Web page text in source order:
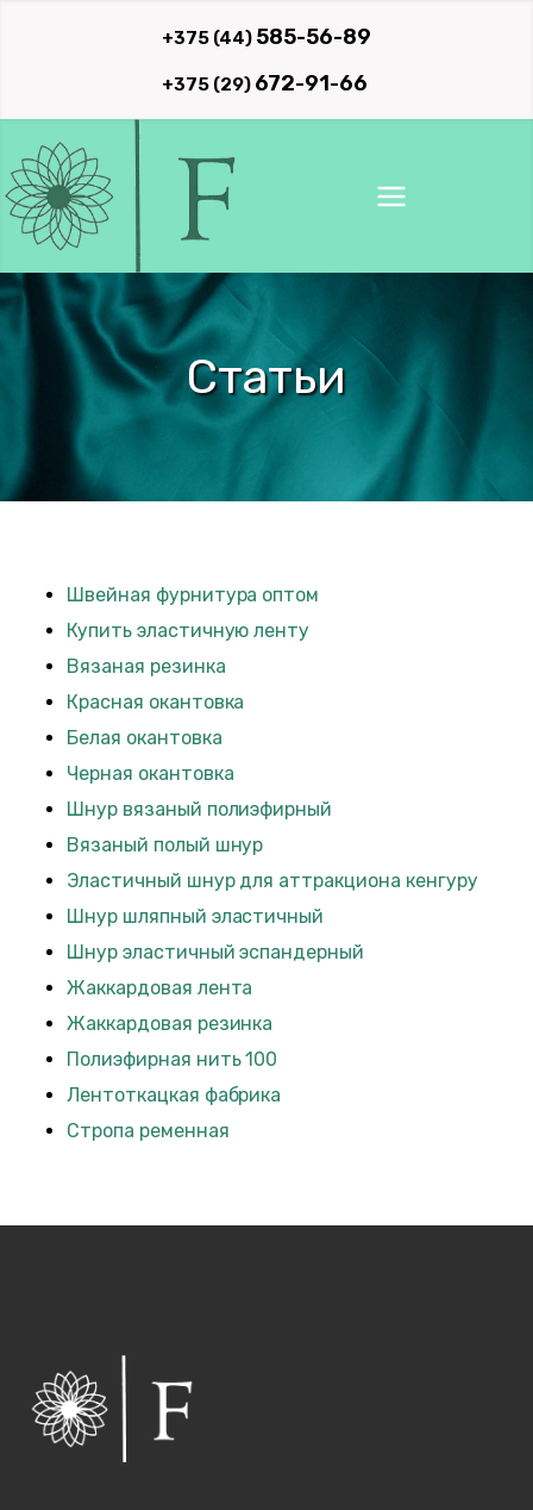
+375 (44) 585-56-89
+375 (29) 672-91-66
Статьи
Швейная фурнитура оптом
Купить эластичную ленту
Вязаная резинка
Красная окантовка
Белая окантовка
Черная окантовка
Шнур вязаный полиэфирный
Вязаный полый шнур
Эластичный шнур для аттракциона кенгуру
Шнур шляпный эластичный
Шнур эластичный эспандерный
Жаккардовая лента
Жаккардовая резинка
Полиэфирная нить 100
Лентоткацкая фабрика
Стропа ременная